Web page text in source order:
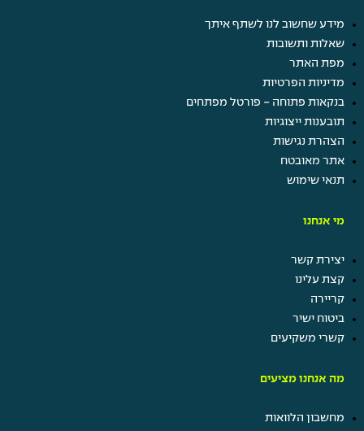
מידע שחשוב לנו לשתף איתך
שאלות ותשובות
מפת האתר
מדיניות הפרטיות
בנקאות פתוחה - פורטל מפתחים
תובענות ייצוגיות
הצהרת נגישות
אתר מאובטח
תנאי שימוש
מי אנחנו
יצירת קשר
קצת עלינו
קריירה
ביטוח ישיר
קשרי משקיעים
מה אנחנו מציעים
מחשבון הלוואות